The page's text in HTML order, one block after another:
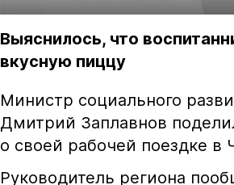
Выяснилось, что
вкусную пиццу
Министр социального
Дмитрий Заплавнов
о своей рабочей поездке в
Руководитель региона